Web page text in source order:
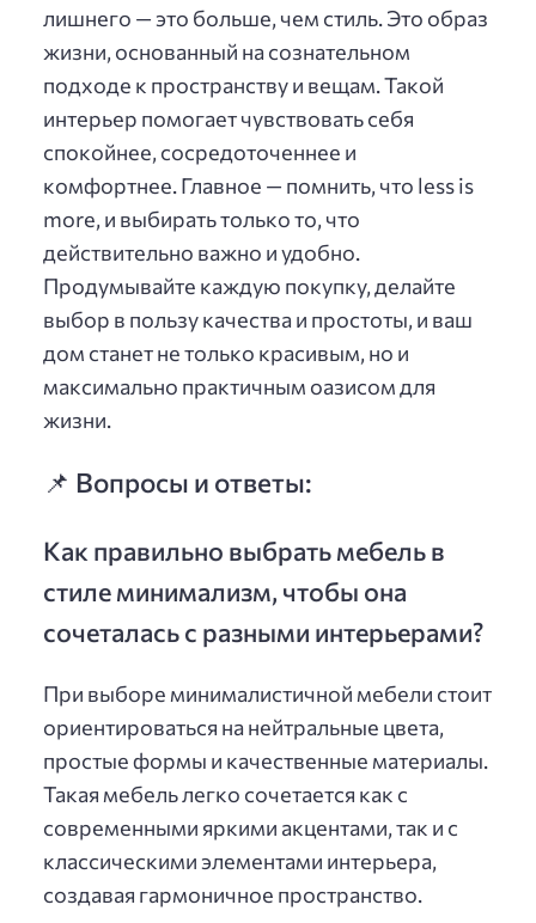
лишнего — это больше, чем стиль. Это образ
жизни, основанный на сознательном
подходе к пространству и вещам. Такой
интерьер помогает чувствовать себя
спокойнее, сосредоточеннее и
комфортнее. Главное — помнить, что less is
more, и выбирать только то, что
действительно важно и удобно.
Продумывайте каждую покупку, делайте
выбор в пользу качества и простоты, и ваш
дом станет не только красивым, но и
максимально практичным оазисом для
жизни.
📌 Вопросы и ответы:
Как правильно выбрать мебель в
стиле минимализм, чтобы она
сочеталась с разными интерьерами?
При выборе минималистичной мебели стоит
ориентироваться на нейтральные цвета,
простые формы и качественные материалы.
Такая мебель легко сочетается как с
современными яркими акцентами, так и с
классическими элементами интерьера,
создавая гармоничное пространство.